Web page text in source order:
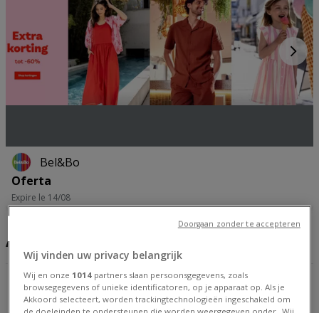
Bel&Bo
Oferta
Expire le 14/08
Adresses et horaires Bel&Bo
Bel&Bo
Route Nationale 13, Frameries
Wij vinden uw privacy belangrijk
Wij en onze 1014 partners slaan persoonsgegevens, zoals
browsegegevens of unieke identificatoren, op je apparaat op. Als je
Akkoord selecteert, worden trackingtechnologieën ingeschakeld om
de doeleinden te ondersteunen die worden weergegeven onder „Wij
Doorgaan zonder te accepteren